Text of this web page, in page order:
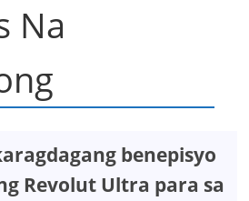
Na
benepisyo
Revolut Ultra para sa